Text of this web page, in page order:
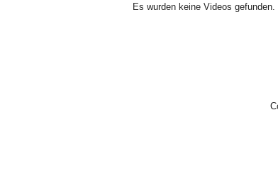
Es wurden keine Videos gefunden.